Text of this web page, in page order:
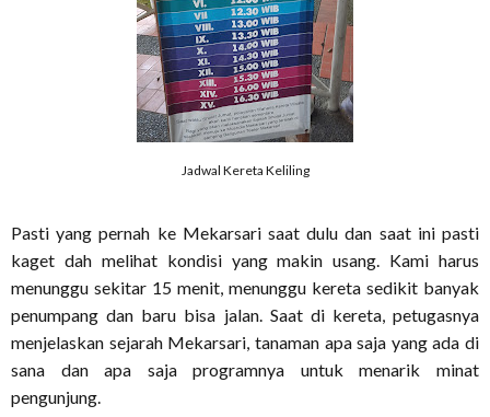
Jadwal Kereta Keliling
Pasti yang pernah ke Mekarsari saat dulu dan saat ini pasti
kaget dah melihat kondisi yang makin usang. Kami harus
menunggu sekitar 15 menit, menunggu kereta sedikit banyak
penumpang dan baru bisa jalan. Saat di kereta, petugasnya
menjelaskan sejarah Mekarsari, tanaman apa saja yang ada di
sana dan apa saja programnya untuk menarik minat
pengunjung.